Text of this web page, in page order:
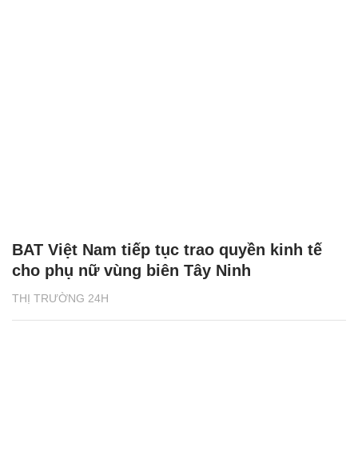
THỊ TRƯỜNG 24H
BAT Việt Nam tiếp tục trao quyền kinh tế
cho phụ nữ vùng biên Tây Ninh